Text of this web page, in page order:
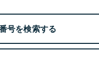
号を検索する